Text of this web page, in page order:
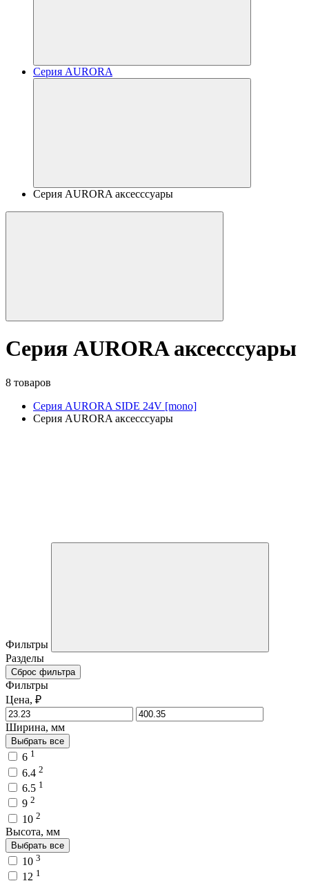
Серия AURORA
Серия AURORA аксесссуары
Серия AURORA аксесссуары
8 товаров
Серия AURORA SIDE 24V [mono]
Серия AURORA аксесссуары
Фильтры
Разделы
Сброс фильтра
Фильтры
Цена, ₽
Ширина, мм
Выбрать все
6 1
6.4 2
6.5 1
9 2
10 2
Высота, мм
Выбрать все
10 3
12 1